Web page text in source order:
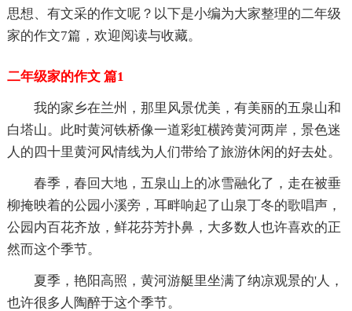
思想、有文采的作文呢？以下是小编为大家整理的二年级
家的作文7篇，欢迎阅读与收藏。
二年级家的作文 篇1
我的家乡在兰州，那里风景优美，有美丽的五泉山和
白塔山。此时黄河铁桥像一道彩虹横跨黄河两岸，景色迷
人的四十里黄河风情线为人们带给了旅游休闲的好去处。
春季，春回大地，五泉山上的冰雪融化了，走在被垂
柳掩映着的公园小溪旁，耳畔响起了山泉丁冬的歌唱声，
公园内百花齐放，鲜花芬芳扑鼻，大多数人也许喜欢的正
然而这个季节。
夏季，艳阳高照，黄河游艇里坐满了纳凉观景的'人，
也许很多人陶醉于这个季节。